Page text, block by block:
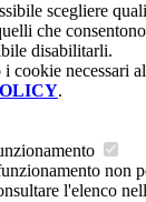
scegliere
che
disabilitarli.
cookie necessari
.
non
l'elenco